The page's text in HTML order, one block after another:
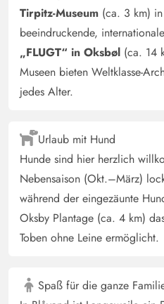
Tirpitz-Museum (ca. 3 km)
beeindruckende, internationale
„FLUGT“ in Oksbøl (ca. 14
Museen bieten Weltklasse-
jedes Alter.
Urlaub mit Hund
Hunde sind hier herzlich
Nebensaison (Okt.–März)
während der eingezäunte
Oksby Plantage (ca. 4 km)
Toben ohne Leine ermöglicht.
Spaß für die ganze